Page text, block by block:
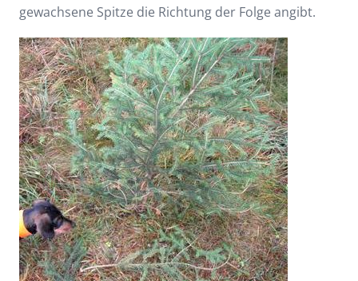
gewachsene Spitze die Richtung der Folge angibt.